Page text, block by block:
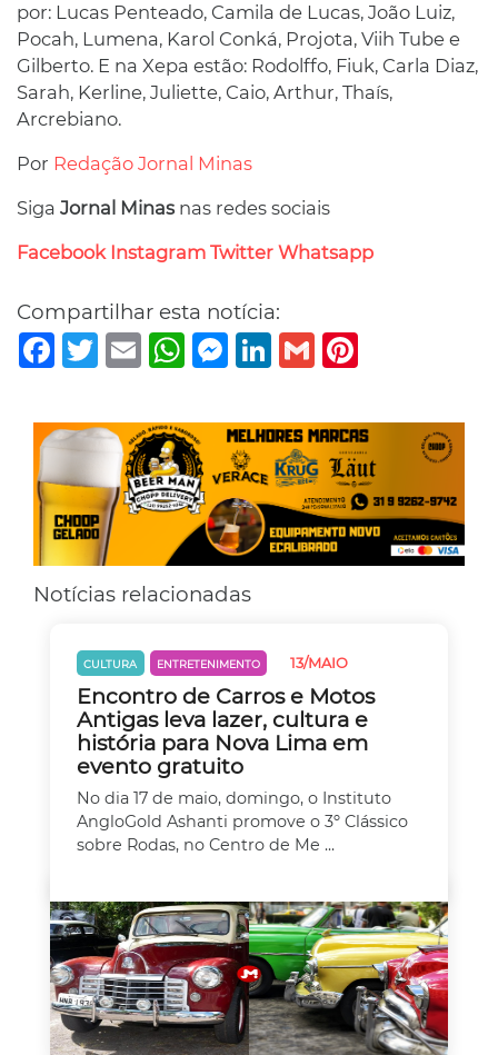
por: Lucas Penteado, Camila de Lucas, João Luiz,
Pocah, Lumena, Karol Conká, Projota, Viih Tube e
Gilberto. E na Xepa estão: Rodolffo, Fiuk, Carla Diaz,
Sarah, Kerline, Juliette, Caio, Arthur, Thaís,
Arcrebiano.
Por Redação Jornal Minas
Siga Jornal Minasnas redes sociais
Facebook Instagram Twitter Whatsapp
Compartilhar esta notícia:
Facebook
TwitterEmail WhatsAppMessenger
LinkedIn
Gmail
Notícias relacionadas
CULTURA ENTRETENIMENTO 13/MAIO
Encontro de Carros e Motos
Antigas leva lazer, cultura e
história para Nova Lima em
evento gratuito
No dia 17 de maio, domingo, o Instituto
AngloGold Ashanti promove o 3º Clássico
sobre Rodas, no Centro de Me ...